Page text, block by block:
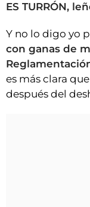
ES TURRÓN,
Y no lo digo yo
con ganas de
es más clara
después del